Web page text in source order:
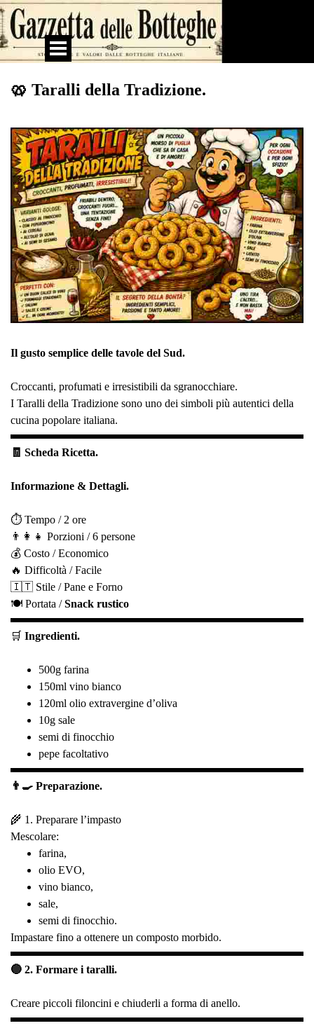
Vai ai contenuti
Salta menù
🥨 Taralli della Tradizione.
Il gusto semplice delle tavole del Sud.
Croccanti, profumati e irresistibili da sgranocchiare.
I Taralli della Tradizione sono uno dei simboli più autentici della
cucina popolare italiana.
🧾 Scheda Ricetta.
Informazione & Dettagli.
⏱️ Tempo / 2 ore
👨‍👩‍👧 Porzioni / 6 persone
💰 Costo / Economico
🔥 Difficoltà / Facile
🇮🇹 Stile / Pane e Forno
🍽️ Portata /Snack rustico
🛒 Ingredienti.
500g farina
150ml vino bianco
120ml olio extravergine d’oliva
10g sale
semi di finocchio
pepe facoltativo
👨‍🍳 Preparazione.
🌾 1. Preparare l’impasto
Mescolare:
farina,
olio EVO,
vino bianco,
sale,
semi di finocchio.
Impastare fino a ottenere un composto morbido.
🔵 2. Formare i taralli.
Creare piccoli filoncini e chiuderli a forma di anello.